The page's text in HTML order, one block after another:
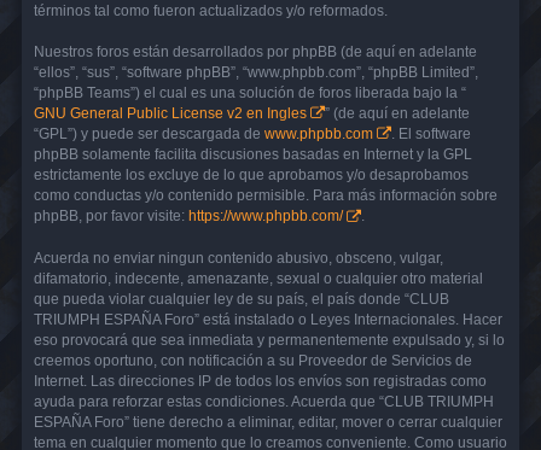
términos tal como fueron actualizados y/o reformados.
Nuestros foros están desarrollados por phpBB (de aquí en adelante
“ellos”, “sus”, “software phpBB”, “www.phpbb.com”, “phpBB Limited”,
“phpBB Teams”) el cual es una solución de foros liberada bajo la “
GNU General Public License v2 en Ingles
” (de aquí en adelante
“GPL”) y puede ser descargada de www.phpbb.com
. El software
phpBB solamente facilita discusiones basadas en Internet y la GPL
estrictamente los excluye de lo que aprobamos y/o desaprobamos
como conductas y/o contenido permisible. Para más información sobre
phpBB, por favor visite: https://www.phpbb.com/ .
Acuerda no enviar ningun contenido abusivo, obsceno, vulgar,
difamatorio, indecente, amenazante, sexual o cualquier otro material
que pueda violar cualquier ley de su país, el país donde “CLUB
TRIUMPH ESPAÑA Foro” está instalado o Leyes Internacionales. Hacer
eso provocará que sea inmediata y permanentemente expulsado y, si lo
creemos oportuno, con notificación a su Proveedor de Servicios de
Internet. Las direcciones IP de todos los envíos son registradas como
ayuda para reforzar estas condiciones. Acuerda que “CLUB TRIUMPH
ESPAÑA Foro” tiene derecho a eliminar, editar, mover o cerrar cualquier
tema en cualquier momento que lo creamos conveniente. Como usuario